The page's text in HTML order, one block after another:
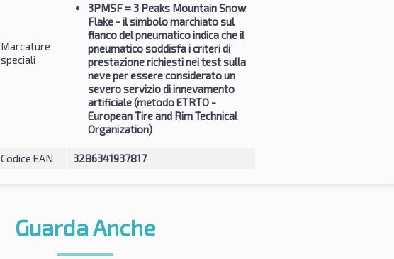
Marcature
speciali
3PMSF= 3 Peaks Mountain Snow
Flake - il simbolo marchiato sul
fianco del pneumatico indica che il
pneumatico soddisfa i criteri di
prestazione richiesti nei test sulla
neve per essere considerato un
severo servizio di innevamento
artificiale (metodo ETRTO -
European Tire and Rim Technical
Organization)
Codice EAN 3286341937817
Guarda Anche